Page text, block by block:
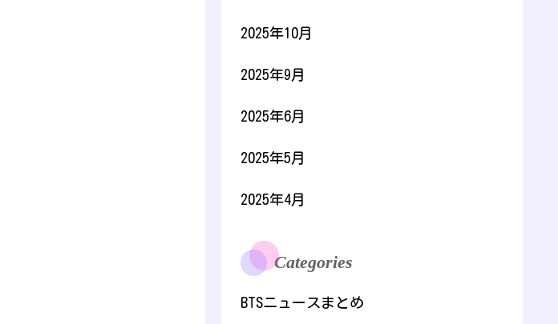
2025年10月
2025年9月
2025年6月
2025年5月
2025年4月
Categories
BTSニュースまとめ